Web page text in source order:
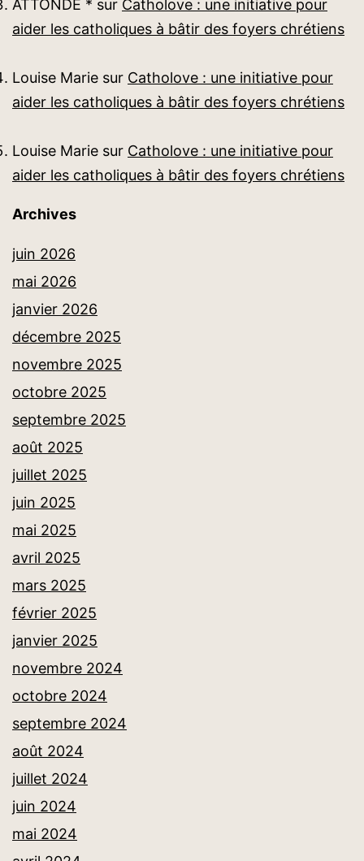
ATTONDE * sur Catholove : une initiative pour
aider les catholiques à bâtir des foyers chrétiens
Louise Marie sur Catholove : une initiative pour
aider les catholiques à bâtir des foyers chrétiens
Louise Marie sur Catholove : une initiative pour
aider les catholiques à bâtir des foyers chrétiens
Archives
juin 2026
mai 2026
janvier 2026
décembre 2025
novembre 2025
octobre 2025
septembre 2025
août 2025
juillet 2025
juin 2025
mai 2025
avril 2025
mars 2025
février 2025
janvier 2025
novembre 2024
octobre 2024
septembre 2024
août 2024
juillet 2024
juin 2024
mai 2024